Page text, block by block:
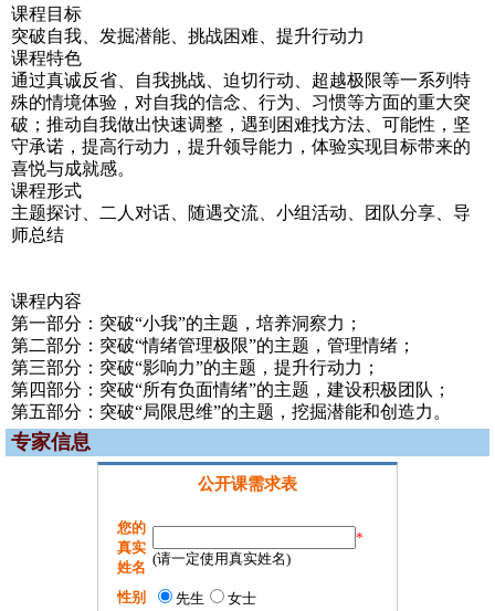
课程目标
突破自我、发掘潜能、挑战困难、提升行动力
课程特色
通过真诚反省、自我挑战、迫切行动、超越极限等一系列特
殊的情境体验，对自我的信念、行为、习惯等方面的重大突
破；推动自我做出快速调整，遇到困难找方法、可能性，坚
守承诺，提高行动力，提升领导能力，体验实现目标带来的
喜悦与成就感。
课程形式
主题探讨、二人对话、随遇交流、小组活动、团队分享、导
师总结
课程内容
第一部分：突破“小我”的主题，培养洞察力；
第二部分：突破“情绪管理极限”的主题，管理情绪；
第三部分：突破“影响力”的主题，提升行动力；
第四部分：突破“所有负面情绪”的主题，建设积极团队；
第五部分：突破“局限思维”的主题，挖掘潜能和创造力。
专家信息
公开课需求表
您的
真实
姓名
*
(请一定使用真实姓名)
性别 先生
女士